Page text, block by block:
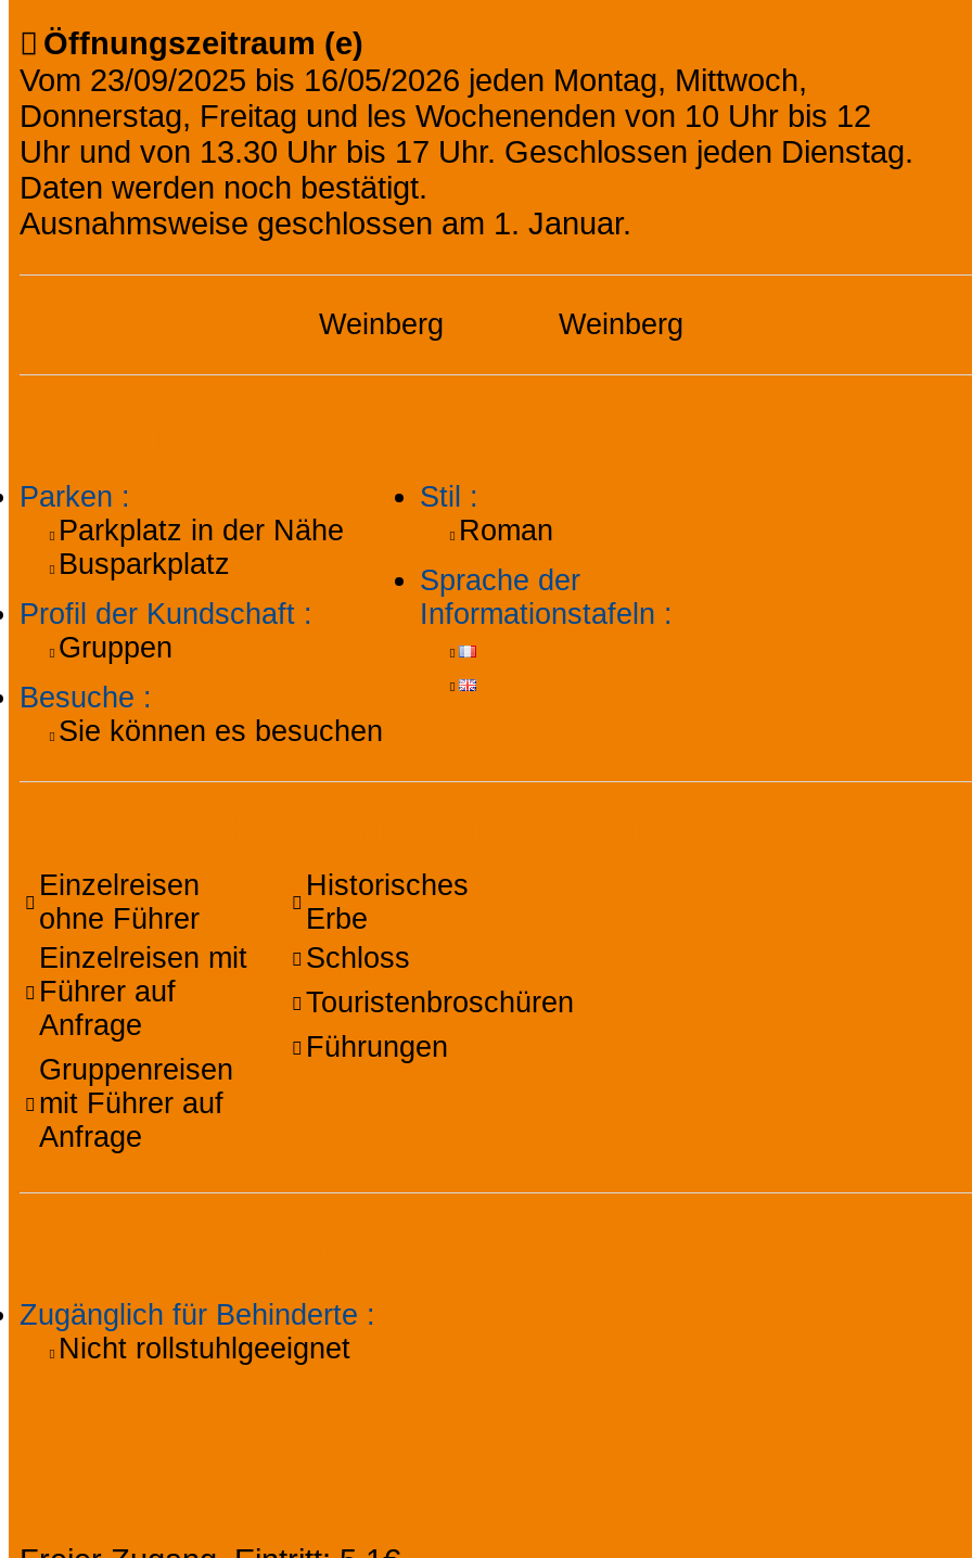
Öffnungszeitraum (e)
Vom 23/09/2025 bis 16/05/2026 jeden Montag, Mittwoch,
Donnerstag, Freitag und les Wochenenden von 10 Uhr bis 12
Uhr und von 13.30 Uhr bis 17 Uhr. Geschlossen jeden Dienstag.
Daten werden noch bestätigt.
Ausnahmsweise geschlossen am 1. Januar.
Weinberg Weinberg
Parken :
Parkplatz in der Nähe
Busparkplatz
Profil der Kundschaft :
Gruppen
Besuche :
Sie können es besuchen
Stil :
Roman
Sprache der
Informationstafeln :
Einzelreisen
ohne Führer
Einzelreisen mit
Führer auf
Anfrage
Gruppenreisen
mit Führer auf
Anfrage
Historisches
Erbe
Schloss
Touristenbroschüren
Führungen
Zugänglich für Behinderte :
Nicht rollstuhlgeeignet